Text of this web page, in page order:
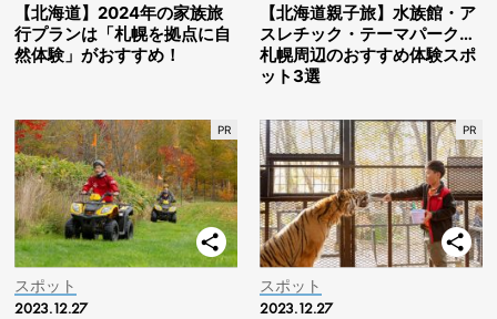
【北海道】2024年の家族旅
行プランは「札幌を拠点に自
然体験」がおすすめ！
【北海道親子旅】水族館・ア
スレチック・テーマパーク…
札幌周辺のおすすめ体験スポ
ット3選
スポット
2023.12.27
スポット
2023.12.27